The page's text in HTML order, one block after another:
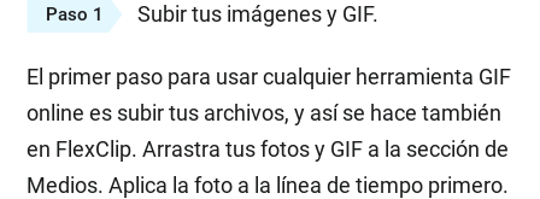
Paso 1 Subir tus imágenes y GIF.
El primer paso para usar cualquier herramienta GIF
online es subir tus archivos, y así se hace también
en FlexClip. Arrastra tus fotos y GIF a la sección de
Medios. Aplica la foto a la línea de tiempo primero.